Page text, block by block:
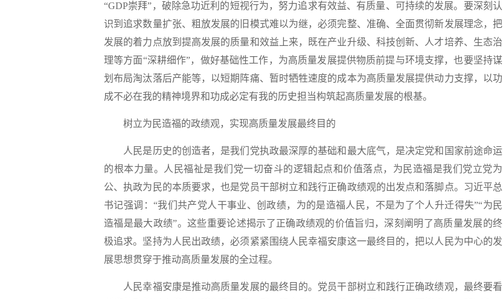
“GDP崇拜”，破除急功近利的短视行为，努力追求有效益、有质量、可持续的发展。要深刻认
识到追求数量扩张、粗放发展的旧模式难以为继，必须完整、准确、全面贯彻新发展理念，把
发展的着力点放到提高发展的质量和效益上来，既在产业升级、科技创新、人才培养、生态治
理等方面“深耕细作”，做好基础性工作，为高质量发展提供物质前提与环境支撑，也要坚持谋
划布局淘汰落后产能等，以短期阵痛、暂时牺牲速度的成本为高质量发展提供动力支撑，以功
成不必在我的精神境界和功成必定有我的历史担当构筑起高质量发展的根基。
树立为民造福的政绩观，实现高质量发展最终目的
人民是历史的创造者，是我们党执政最深厚的基础和最大底气，是决定党和国家前途命运
的根本力量。人民福祉是我们党一切奋斗的逻辑起点和价值落点，为民造福是我们党立党为
公、执政为民的本质要求，也是党员干部树立和践行正确政绩观的出发点和落脚点。习近平总
书记强调：“我们共产党人干事业、创政绩，为的是造福人民，不是为了个人升迁得失”“为民
造福是最大政绩”。这些重要论述揭示了正确政绩观的价值旨归，深刻阐明了高质量发展的终
极追求。坚持为人民出政绩，必须紧紧围绕人民幸福安康这一最终目的，把以人民为中心的发
展思想贯穿于推动高质量发展的全过程。
人民幸福安康是推动高质量发展的最终目的。党员干部树立和践行正确政绩观，最终要看